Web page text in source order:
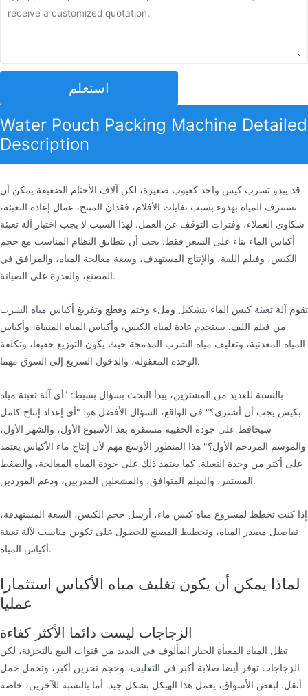
استعلم
Water Pouch Packing Machine Detailed
Description
قد يبدو تسرب كيس واحد كعيوب صغيرة، لكن آلاف الأختام الضعيفة يمكن أن
تستنزف المياه بهدوء بسبب نفايات الأفلام، فقدان المنتج، عمال إعادة التعبئة،
شكاوى العملاء، وفترات التوقف عن العمل. لهذا السبب لا يجب اختيار آلة تعبئة
أكياس الماء بناء على السعر فقط. يجب أن يتطابق النظام المناسب مع حجم
الكيس، وفيلم اللفة، والإنتاج المستهدف، وسعة معالجة المياه، والمرافق في
المصنع، والقدرة على الصيانة.
تقوم آلة تعبئة كيس الماء بتشكيل وملء وختم وقطع وتفريغ أكياس مياه الشرب
من فيلم اللف. يستخدم عادة لمياه الكيس، وأكياس المياه المنقاة، وأكياس
المياه المعدنية، وتغليف مياه الشرب المدمجة حيث يكون التوزيع خفيفا، وتكلفة
الوحدة المعقولة، والدخول السريع إلى السوق مهما.
بالنسبة للعديد من المشترين، يبدأ البحث بسؤال بسيط: "أي آلة تعبئة مياه
بكيس يجب أن أشتري؟" في الواقع، السؤال الأفضل هو: "أي إعداد إنتاج كامل
سيحافظ على جودة الحقيبة مستقرة بعد الأسبوع الأول، والشهر الأول،
والموسم المزدحم الأول؟" هذا المنظور الأوسع مهم لأن إنتاج ماء الأكياس يعتمد
على أكثر من وحدة التعبئة. كما يعتمد ذلك على جودة المياه المعالجة، والضغط
المستقر، والفيلم المتوافق، والمشغلين المدربين، ودعم الموردين.
إذا كنت تخطط لمشروع مياه كيس ماء، أرسل حجم الكيس، السعة المستهدفة،
تفاصيل مصدر المياه، وتخطيط المصنع للحصول على تكوين مناسب لآلة تعبئة
أكياس المياه.
لماذا يمكن أن يكون تغليف مياه الأكياس استثمارا
عمليا
الزجاجات ليست دائما الأكثر كفاءة
تظل المياه المعبأة الخيار المألوف في العديد من قنوات البيع بالتجزئة، لكن
الزجاجات توفر أيضا صلابة أكبر في التغليف، وحجم تخزين أكبر، وتحمل حمل
أثقل. لبعض الأسواق، يعمل هذا الهيكل بشكل جيد. أما بالنسبة للآخرين، خاصة